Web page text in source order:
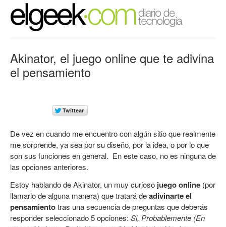
Akinator, el juego online que te adivina
el pensamiento
De vez en cuando me encuentro con algún sitio que realmente
me sorprende, ya sea por su diseño, por la idea, o por lo que
son sus funciones en general. En este caso, no es ninguna de
las opciones anteriores.
Estoy hablando deAkinator, un muy curioso juego online (por
llamarlo de alguna manera) que tratará deadivinarte el
pensamientotras una secuencia de preguntas que deberás
responder seleccionado 5 opciones: Si, Probablemente (En